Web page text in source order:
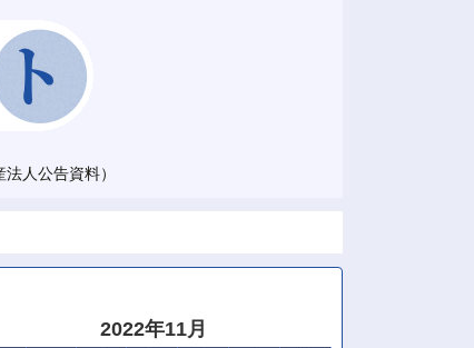
人公告資料）
2022年11月